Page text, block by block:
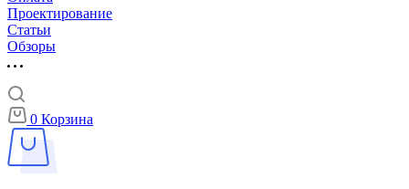
Проектирование
Статьи
Обзоры
0 Корзина